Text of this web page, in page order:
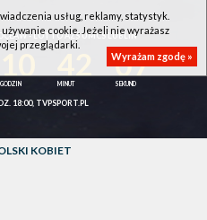
- LOTTO AZS UMCS LUBLIN
07
18:00, TVPSPORT.PL
KOBIET
usług, reklamy, statystyk.
cookie. Jeżeli nie wyrażasz
przeglądarki.
Wyrażam zgodę »